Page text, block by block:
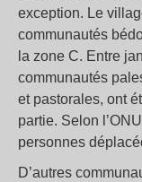
exception. Le
communautés
la zone C. Entre
communautés
et pastorales, ont
partie. Selon
personnes
D’autres